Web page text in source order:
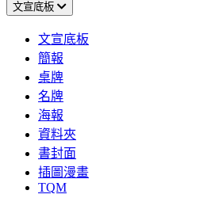
文宣底板
文宣底板
簡報
桌牌
名牌
海報
資料夾
書封面
插圖漫畫
TQM